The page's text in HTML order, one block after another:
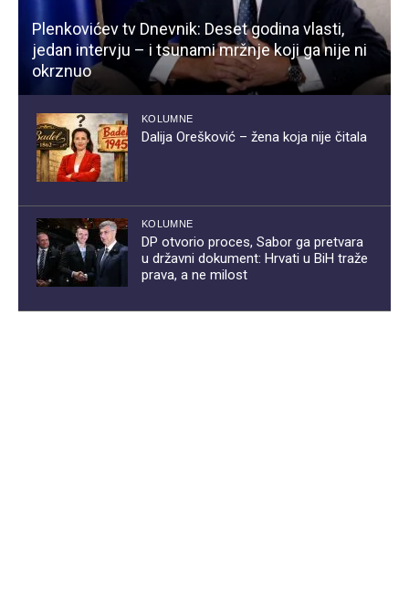
Plenkovićev tv Dnevnik: Deset godina vlasti,
jedan intervju – i tsunami mržnje koji ga nije ni
okrznuo
KOLUMNE
Dalija Orešković – žena koja nije čitala
KOLUMNE
DP otvorio proces, Sabor ga pretvara
u državni dokument: Hrvati u BiH traže
prava, a ne milost